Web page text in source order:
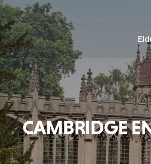
CAMBRIDGE